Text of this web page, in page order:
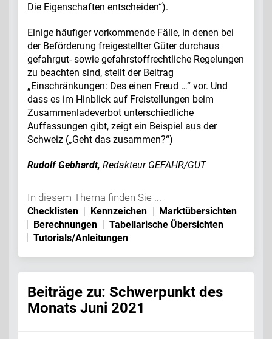
Die Eigenschaften entscheiden“).
Einige häufiger vorkommende Fälle, in denen bei
der Beförderung freigestellter Güter durchaus
gefahrgut- sowie gefahrstoffrechtliche Regelungen
zu beachten sind, stellt der Beitrag
„Einschränkungen: Des einen Freud …“ vor. Und
dass es im Hinblick auf Freistellungen beim
Zusammenladeverbot unterschiedliche
Auffassungen gibt, zeigt ein Beispiel aus der
Schweiz („Geht das zusammen?“)
Rudolf Gebhardt, Redakteur GEFAHR/GUT
In diesem Thema finden Sie ...
Checklisten Kennzeichen
Marktübersichten
Berechnungen
Tabellarische Übersichten
Tutorials/Anleitungen
Beiträge zu: Schwerpunkt des
Monats Juni 2021